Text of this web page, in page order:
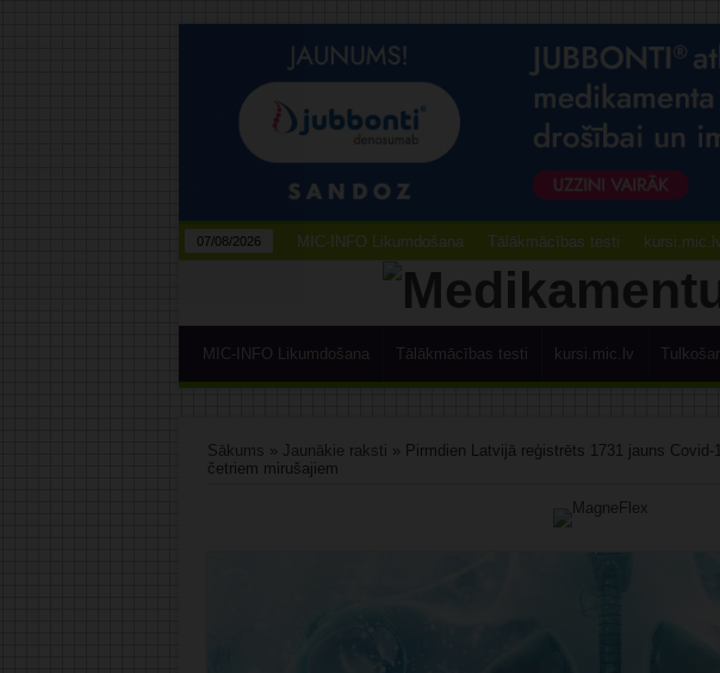
07/08/2026 MIC-INFO Likumdošana Tālākmācības testi
MIC-INFO Likumdošana Tālākmācības testi kursi.mic.lv
Sākums » Jaunākie raksti » Pirmdien Latvijā reģistrēts 1731 jauns
četriem mirušajiem